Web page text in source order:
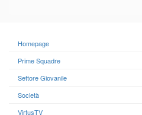
Homepage
Prime Squadre
Settore Giovanile
Società
VirtusTV